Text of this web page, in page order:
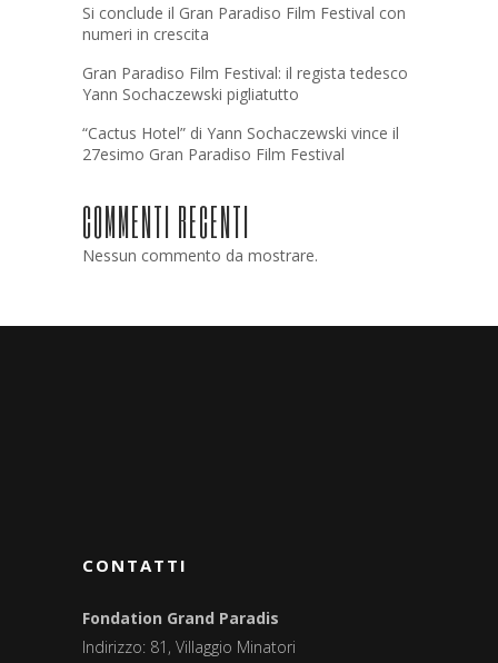
Si conclude il Gran Paradiso Film Festival con
numeri in crescita
Gran Paradiso Film Festival: il regista tedesco
Yann Sochaczewski pigliatutto
“Cactus Hotel” di Yann Sochaczewski vince il
27esimo Gran Paradiso Film Festival
COMMENTI RECENTI
Nessun commento da mostrare.
CONTATTI
Fondation Grand Paradis
Indirizzo: 81, Villaggio Minatori